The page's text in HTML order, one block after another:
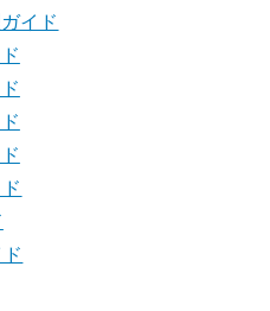
イド